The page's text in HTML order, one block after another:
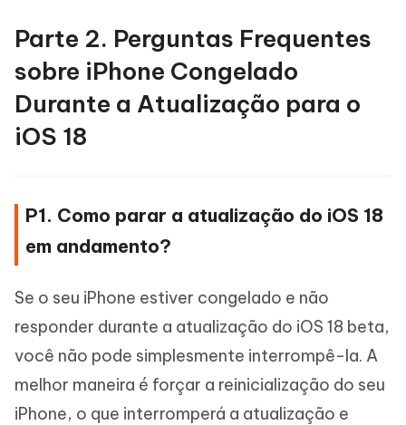
Parte 2. Perguntas Frequentes
sobre iPhone Congelado
Durante a Atualização para o
iOS 18
P1. Como parar a atualização do iOS 18
em andamento?
Se o seu iPhone estiver congelado e não
responder durante a atualização do iOS 18 beta,
você não pode simplesmente interrompê-la. A
melhor maneira é forçar a reinicialização do seu
iPhone, o que interromperá a atualização e